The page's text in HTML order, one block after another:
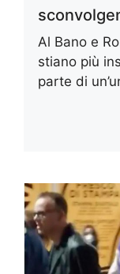
Al Bano e
stiano più
parte di